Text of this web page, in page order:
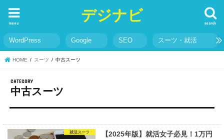
デジナビ search
menu
WordPress Google SEO スーツ・就活
HOME スーツ 中古スーツ
中古スーツ
就活スーツ
【2025年版】就活女子必見！1万円